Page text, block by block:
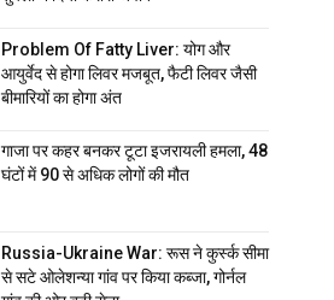
Problem Of Fatty Liver: योग और
आयुर्वेद से होगा लिवर मजबूत, फैटी लिवर जैसी
बीमारियों का होगा अंत
गाजा पर कहर बनकर टूटा इजरायली हमला, 48
घंटों में 90 से अधिक लोगों की मौत
Russia-Ukraine War: रूस ने कुर्स्क सीमा
से सटे ओलेशन्या गांव पर किया कब्जा, गोर्नल